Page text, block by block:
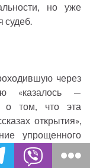
но уже
судеб.
через
«казалось —
о том, что эта
открытия»,
упрощенного
с банальным —
— ее